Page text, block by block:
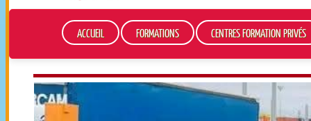
ACCUEIL FORMATIONS CENTRES FORMATION PRIVÉS